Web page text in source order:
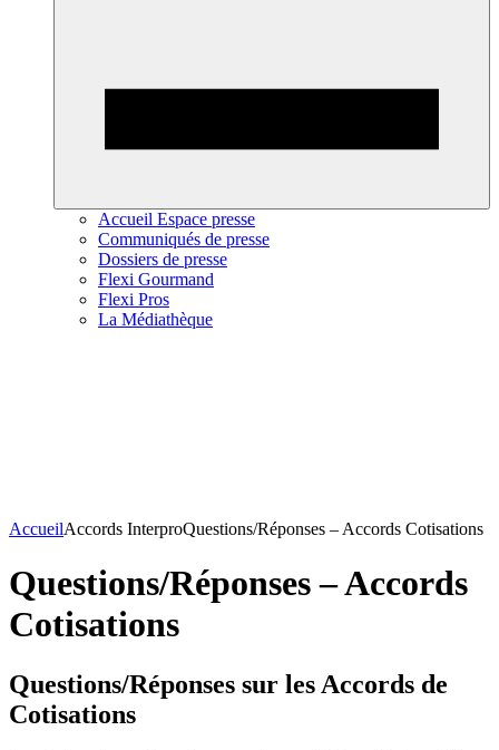
Accueil Espace presse
Communiqués de presse
Dossiers de presse
Flexi Gourmand
Flexi Pros
La Médiathèque
AccueilAccords InterproQuestions/Réponses – Accords Cotisations
Questions/Réponses – Accords
Cotisations
Questions/Réponses sur les Accords de
Cotisations